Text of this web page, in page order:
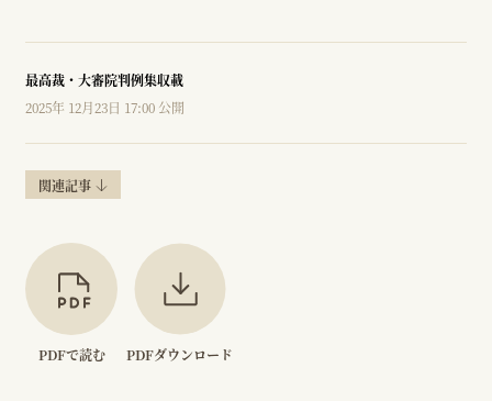
最高裁・大審院判例集収載
2025年 12月23日 17:00 公開
関連記事
PDFで読む PDFダウンロード